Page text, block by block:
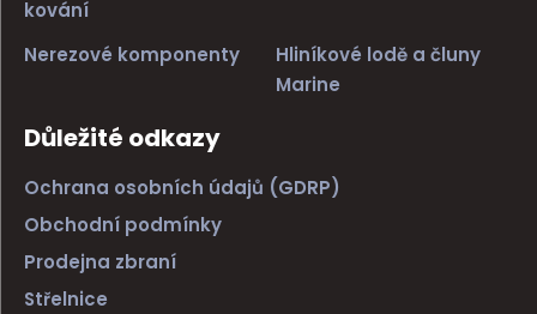
kování
Nerezové komponenty
Hliníkové lodě a čluny
Marine
Důležité odkazy
Ochrana osobních údajů (GDRP)
Obchodní podmínky
Prodejna zbraní
Střelnice